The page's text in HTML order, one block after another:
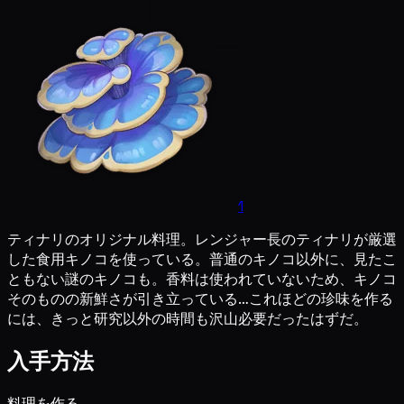
1
ティナリのオリジナル料理。レンジャー長のティナリが厳選
した食用キノコを使っている。普通のキノコ以外に、見たこ
ともない謎のキノコも。香料は使われていないため、キノコ
そのものの新鮮さが引き立っている…これほどの珍味を作る
には、きっと研究以外の時間も沢山必要だったはずだ。
入手方法